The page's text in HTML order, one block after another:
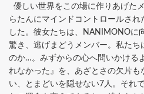
優しい世界をこの場に作りあげた
らたんにマインドコントロールされ
した。彼女たちは、NANIMONOに
驚き、逃げまどうメンバー。私たち
のか…。みずからの心へ問いかける
れなかった』を、あざとさの欠片
い、とまどいを隠せない7人。それ